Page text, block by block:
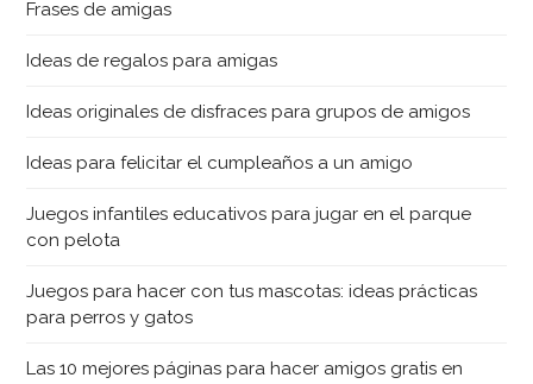
Frases de amigas
Ideas de regalos para amigas
Ideas originales de disfraces para grupos de amigos
Ideas para felicitar el cumpleaños a un amigo
Juegos infantiles educativos para jugar en el parque
con pelota
Juegos para hacer con tus mascotas: ideas prácticas
para perros y gatos
Las 10 mejores páginas para hacer amigos gratis en